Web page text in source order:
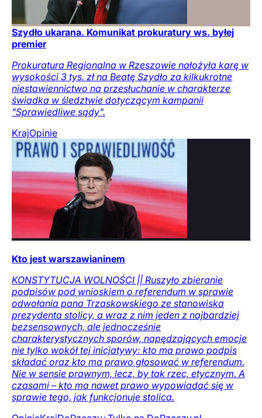
Szydło ukarana. Komunikat prokuratury ws. byłej
premier
Prokuratura Regionalna w Rzeszowie nałożyła karę w
wysokości 3 tys. zł na Beatę Szydło za kilkukrotne
niestawiennictwo na przesłuchanie w charakterze
świadka w śledztwie dotyczącym kampanii
"Sprawiedliwe sądy".
KrajOpinie
Kto jest warszawianinem
KONSTYTUCJA WOLNOŚCI || Ruszyło zbieranie
podpisów pod wnioskiem o referendum w sprawie
odwołania pana Trzaskowskiego ze stanowiska
prezydenta stolicy, a wraz z nim jeden z najbardziej
bezsensownych, ale jednocześnie
charakterystycznych sporów, napędzających emocje
nie tylko wokół tej inicjatywy: kto ma prawo podpis
składać oraz kto ma prawo głosować w referendum.
Nie w sensie prawnym, lecz, by tak rzec, etycznym. A
czasami – kto ma nawet prawo wypowiadać się w
sprawie tego, jak funkcjonuje stolica.